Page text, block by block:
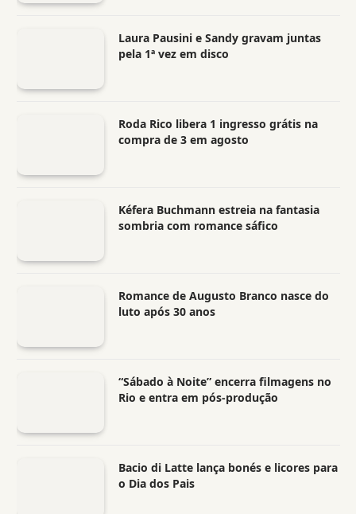
Laura Pausini e Sandy gravam juntas
pela 1ª vez em disco
Roda Rico libera 1 ingresso grátis na
compra de 3 em agosto
Kéfera Buchmann estreia na fantasia
sombria com romance sáfico
Romance de Augusto Branco nasce do
luto após 30 anos
“Sábado à Noite” encerra filmagens no
Rio e entra em pós-produção
Bacio di Latte lança bonés e licores para
o Dia dos Pais